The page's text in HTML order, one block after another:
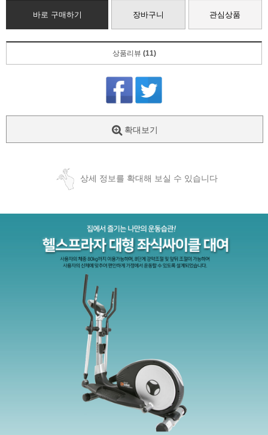
바로 구매하기 장바구니 관심상품
상품리뷰 (11)
확대보기
상세 정보를 확대해 보실 수 있습니다